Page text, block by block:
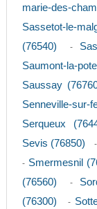
marie-des-
Sassetot-le-
(76540)
-
Saumont-la-
Saussay
Senneville-sur-
Serqueux
Sevis (76850) -
- Smermesnil
(76560)
-
(76300)
-